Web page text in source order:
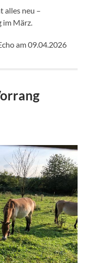
alles neu –
im März.
am 09.04.2026